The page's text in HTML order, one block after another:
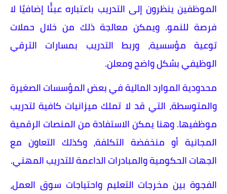
الموظفين ينظرون إلى التدريب باعتباره عبئًا إضافيًا لا
فرصة للنمو. ويمكن معالجة ذلك من خلال حملات
توعية مؤسسية، وربط التدريب بمسارات الترقي
الوظيفي بشكل واضح ومعلن.
محدودية الموارد المالية في بعض المؤسسات الصغيرة
والمتوسطة، التي قد لا تملك ميزانيات كافية لتدريب
موظفيها. وهنا يمكن الاستفادة من المنصات الرقمية
المجانية أو منخفضة التكلفة، وكذلك التعاون مع
الجهات الحكومية والمبادرات الداعمة للتدريب المهني.
الفجوة بين مخرجات التعليم واحتياجات سوق العمل،